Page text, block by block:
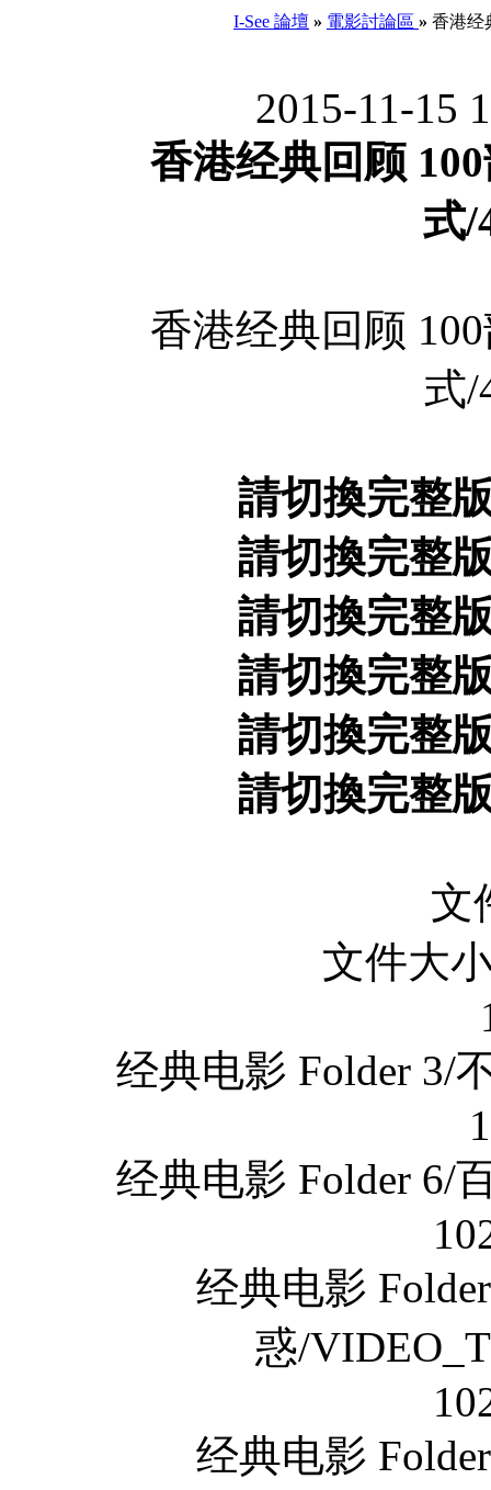
I-See 論壇 » 電影討論區 » 香港经
2015-11-15
香港经典回顾
式/
香港经典回顾
式/
請切換完整
請切換完整
請切換完整
請切換完整
請切換完整
請切換完整
文
文件大
经典电影 Folder 3/
经典电影 Folder 6/
经典电影
惑/
经典电影